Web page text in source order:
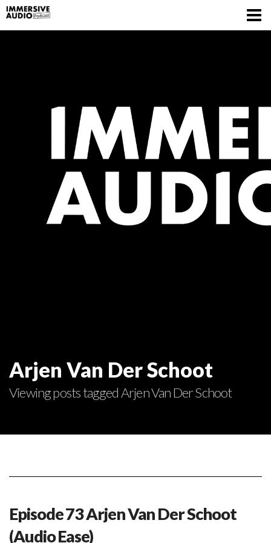
Arjen Van Der Schoot
Viewing posts tagged Arjen Van Der Schoot
Episode 73 Arjen Van Der Schoot
(Audio Ease)